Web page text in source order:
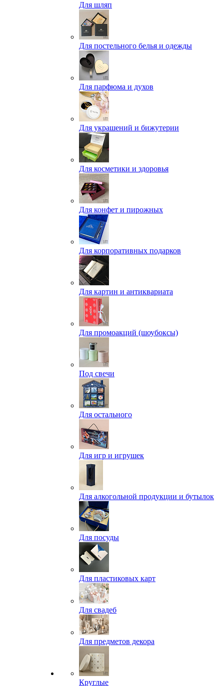
Для шляп
Для постельного белья и одежды
Для парфюма и духов
Для украшений и бижутерии
Для косметики и здоровья
Для конфет и пирожных
Для корпоративных подарков
Для картин и антиквариата
Для промоакций (шоубоксы)
Под свечи
Для остального
Для игр и игрушек
Для алкогольной продукции и бутылок
Для посуды
Для пластиковых карт
Для свадеб
Для предметов декора
Круглые